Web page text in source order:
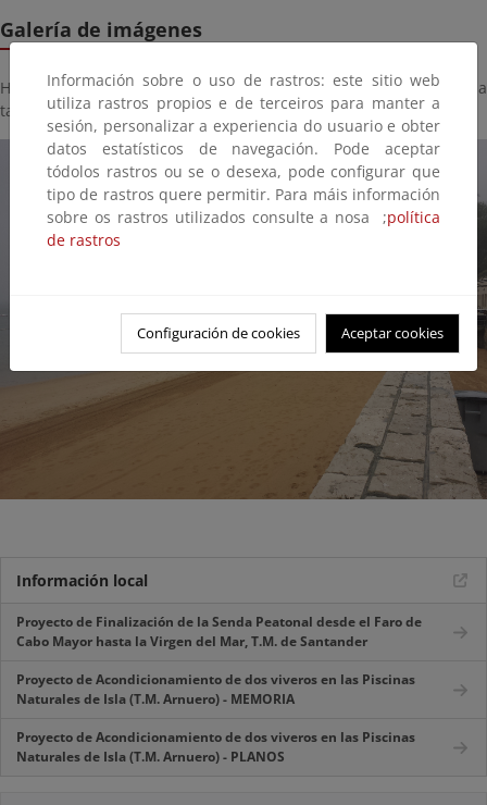
Galería de imágenes
Haga click sobre la imagen para ver la galería del proyecto a
tamaño completo:
Información local
Proyecto de Finalización de la Senda Peatonal desde el Faro de
Cabo Mayor hasta la Virgen del Mar, T.M. de Santander
Proyecto de Acondicionamiento de dos viveros en las Piscinas
Naturales de Isla (T.M. Arnuero) - MEMORIA
Proyecto de Acondicionamiento de dos viveros en las Piscinas
Naturales de Isla (T.M. Arnuero) - PLANOS
Información sobre o uso de rastros: este sitio web
utiliza rastros propios e de terceiros para manter a
sesión, personalizar a experiencia do usuario e obter
datos estatísticos de navegación. Pode aceptar
tódolos rastros ou se o desexa, pode configurar que
tipo de rastros quere permitir. Para máis información
sobre os rastros utilizados consulte a nosa ;política
de rastros
Configuración de cookies Aceptar cookies